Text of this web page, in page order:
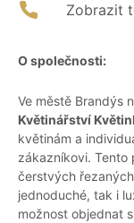
Zobrazit
O společnosti:
Ve městě Brandýs
Květinářství
květinám a
zákazníkovi. Tento
čerstvých
jednoduché, tak i
možnost objednat